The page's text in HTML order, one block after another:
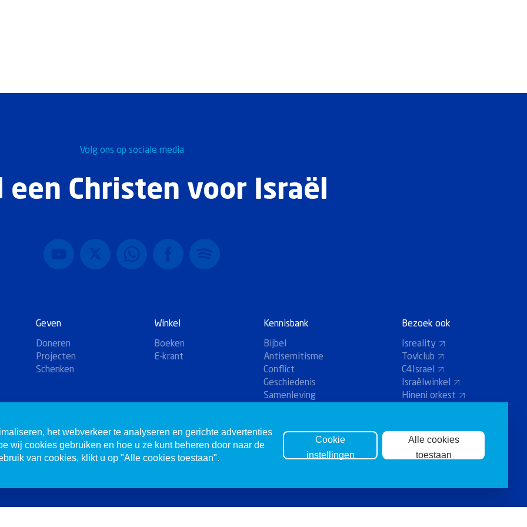
Volg ons op sociale media
een Christen voor Israël
Geven
Doneren
Projecten
Schenken
Winkel
Boeken
E-krant
Kennisbank
Bijbel
Antisemitisme
Conflict
Geschiedenis
Samenleving
Bezoek ook
Isreality
Tov!club
C4Israel
Israëlwinkel
Hineni orkest
het webverkeer te analyseren en gerichte advertenties
wij cookies gebruiken en hoe u ze kunt beheren door naar de
van cookies, klikt u op "Alle cookies toestaan".
Cookie
instellingen
Alle cookies
toestaan